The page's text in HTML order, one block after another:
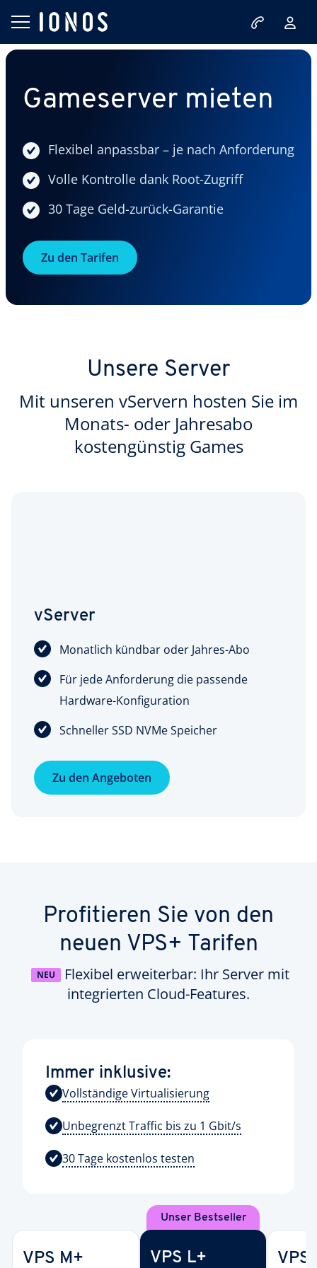
Gameserver mieten
Flexibel anpassbar – je nach Anforderung
Volle Kontrolle dank Root-Zugriff
30 Tage Geld-zurück-Garantie
Zu den Tarifen
Unsere Server
Mit unseren vServern hosten Sie im
Monats- oder Jahresabo
kostengünstig Games
vServer
Monatlich kündbar oder Jahres-Abo
Für jede Anforderung die passende
Hardware-Konfiguration
Schneller SSD NVMe Speicher
Zu den Angeboten
Profitieren Sie von den
neuen VPS+ Tarifen
NEU Flexibel erweiterbar: Ihr Server mit
integrierten Cloud-Features.
Immer inklusive:
Vollständige Virtualisierung
Unbegrenzt Traffic bis zu 1 Gbit/s
30 Tage kostenlos testen
VPS M+
Unser Bestseller
VPS L+ VPS